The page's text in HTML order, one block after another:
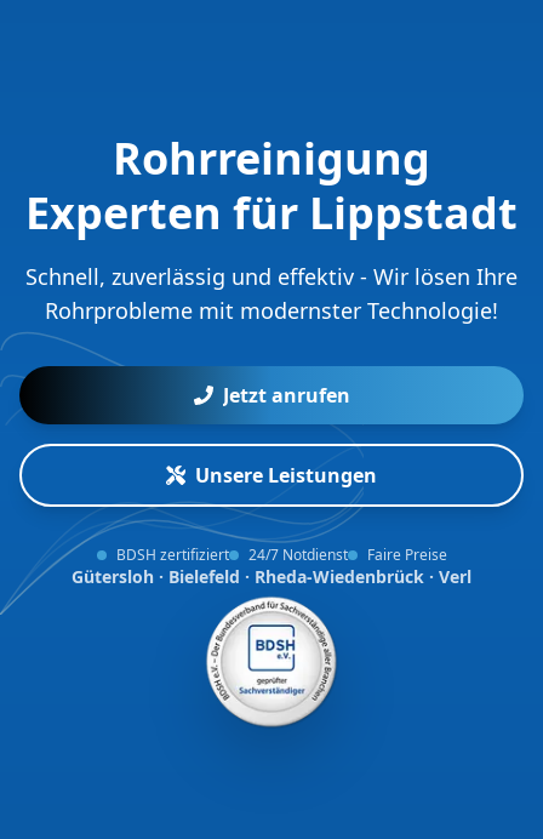
Rohrreinigung
Experten für Lippstadt
Schnell, zuverlässig und effektiv - Wir lösen Ihre
Rohrprobleme mit modernster Technologie!
Jetzt anrufen
Unsere Leistungen
BDSH zertifiziert 24/7 Notdienst Faire Preise
Gütersloh · Bielefeld · Rheda-Wiedenbrück · Verl